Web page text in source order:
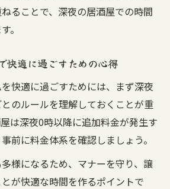
ることで、深夜の居酒屋での時間
。
快適に過ごすための心得
快適に過ごすためには、まず深夜
のルールを理解しておくことが重
は深夜0時以降に追加料金が発生す
前に料金体系を確認しましょう。
様になるため、マナーを守り、譲
が快適な時間を作るポイントで